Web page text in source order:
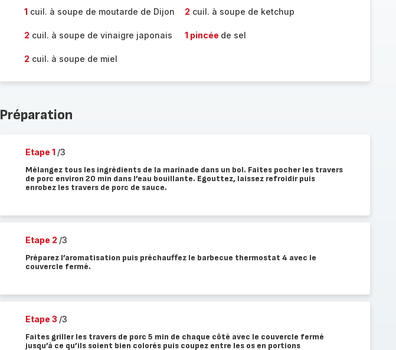
1 cuil. à soupe de moutarde de Dijon 2 cuil. à soupe de ketchup
2 cuil. à soupe de vinaigre japonais 1 pincée de sel
2 cuil. à soupe de miel
Préparation
Etape 1 /3
Mélangez tous les ingrédients de la marinade dans un bol. Faites pocher les travers
de porc environ 20 min dans l’eau bouillante. Egouttez, laissez refroidir puis
enrobez les travers de porc de sauce.
Etape 2 /3
Préparez l’aromatisation puis préchauffez le barbecue thermostat 4 avec le
couvercle fermé.
Etape 3 /3
Faites griller les travers de porc 5 min de chaque côté avec le couvercle fermé
jusqu’à ce qu’ils soient bien colorés puis coupez entre les os en portions